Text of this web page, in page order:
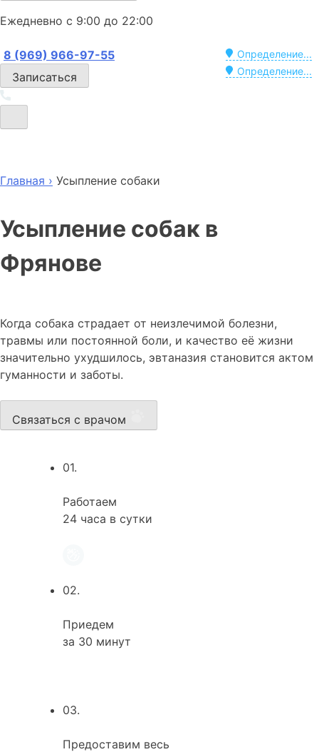
Ежедневно с 9:00 до 22:00
Определение...
8 (969) 966-97-55
Определение...
Записаться
Главная › Усыпление собаки
Усыпление собак в
Фрянове
Когда собака страдает от неизлечимой болезни,
травмы или постоянной боли, и качество её жизни
значительно ухудшилось, эвтаназия становится актом
гуманности и заботы.
Связаться с врачом
01.
Работаем
24 часа в сутки
02.
Приедем
за 30 минут
03.
Предоставим весь